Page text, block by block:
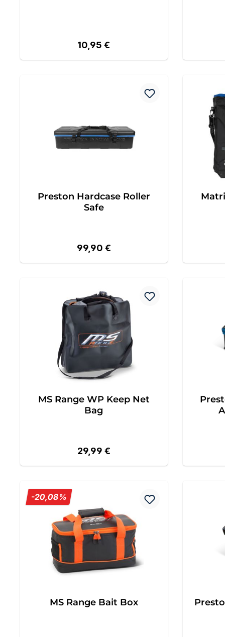
Regulärer Preis:
10,95 €
Preston Hardcase Roller
Safe
Regulärer Preis:
99,90 €
MS Range WP Keep Net
Bag
Regulärer Preis:
29,99 €
-20,08%Rabatt
MS Range Bait Box